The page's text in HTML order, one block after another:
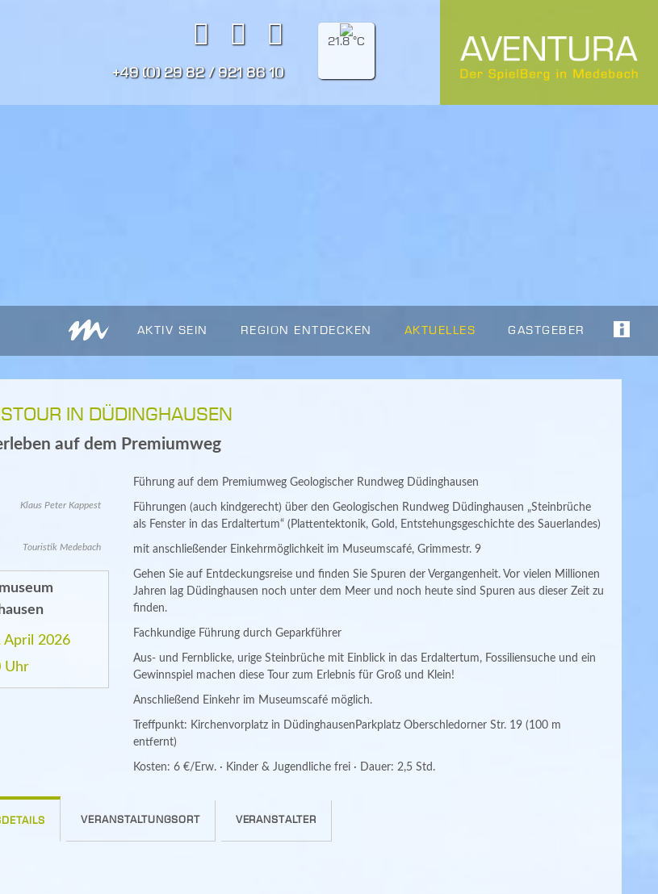
+49 (0) 29 82 / 921 86 10
21.8 °C
AKTIV SEIN REGION ENTDECKEN AKTUELLES GASTGEBER
IN DÜDINGHAUSEN
auf dem Premiumweg
Klaus Peter Kappest
Touristik Medebach
April 2026
Uhr
Führung auf dem Premiumweg Geologischer Rundweg Düdinghausen
Führungen (auch kindgerecht) über den Geologischen Rundweg Düdinghausen „Steinbrüche
als Fenster in das Erdaltertum“ (Plattentektonik, Gold, Entstehungsgeschichte des Sauerlandes)
mit anschließender Einkehrmöglichkeit im Museumscafé, Grimmestr. 9
Gehen Sie auf Entdeckungsreise und finden Sie Spuren der Vergangenheit. Vor vielen Millionen
Jahren lag Düdinghausen noch unter dem Meer und noch heute sind Spuren aus dieser Zeit zu
finden.
Fachkundige Führung durch Geparkführer
Aus- und Fernblicke, urige Steinbrüche mit Einblick in das Erdaltertum, Fossiliensuche und ein
Gewinnspiel machen diese Tour zum Erlebnis für Groß und Klein!
Anschließend Einkehr im Museumscafé möglich.
Treffpunkt: Kirchenvorplatz in DüdinghausenParkplatz Oberschledorner Str. 19 (100 m
entfernt)
Kosten: 6 €/Erw. · Kinder & Jugendliche frei · Dauer: 2,5 Std.
VERANSTALTUNGSORT VERANSTALTER